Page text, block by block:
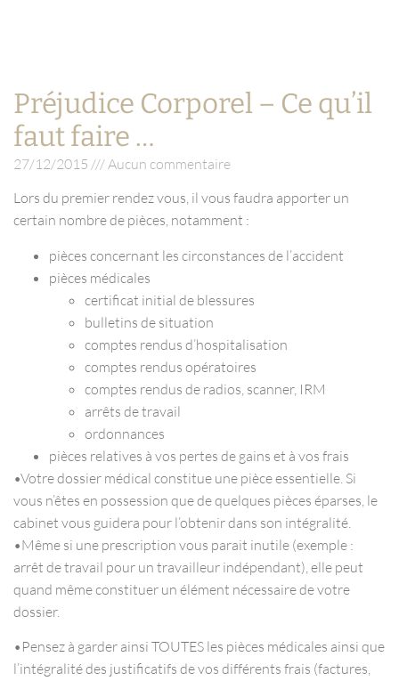
Préjudice Corporel – Ce qu’il
faut faire …
27/12/2015
Aucun commentaire
Lors du premier rendez vous, il vous faudra apporter un
certain nombre de pièces, notamment :
pièces concernant les circonstances de l’accident
pièces médicales
certificat initial de blessures
bulletins de situation
comptes rendus d’hospitalisation
comptes rendus opératoires
comptes rendus de radios, scanner, IRM
arrêts de travail
ordonnances
pièces relatives à vos pertes de gains et à vos frais
•Votre dossier médical constitue une pièce essentielle. Si
vous n’êtes en possession que de quelques pièces éparses, le
cabinet vous guidera pour l’obtenir dans son intégralité.
•Même si une prescription vous parait inutile (exemple :
arrêt de travail pour un travailleur indépendant), elle peut
quand même constituer un élément nécessaire de votre
dossier.
•Pensez à garder ainsi TOUTES les pièces médicales ainsi que
l’intégralité des justificatifs de vos différents frais (factures,